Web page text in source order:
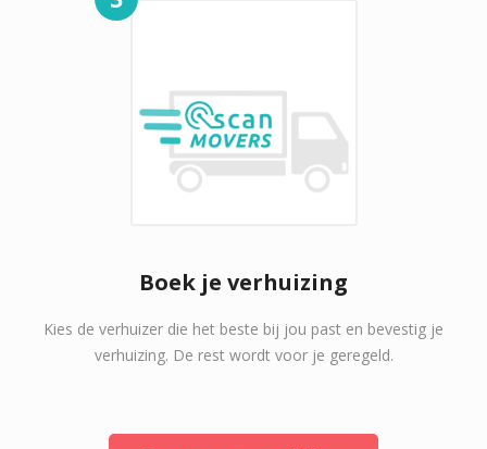
Boek je verhuizing
Kies de verhuizer die het beste bij jou past en bevestig je
verhuizing. De rest wordt voor je geregeld.